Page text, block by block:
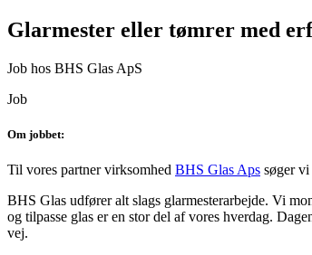
Glarmester eller tømrer med
Job hos BHS Glas ApS
Job
Om jobbet:
Til vores partner virksomhed BHS Glas Aps søger
BHS Glas udfører alt slags glarmesterarbejde. Vi
og tilpasse glas er en stor del af vores hverdag.
vej.